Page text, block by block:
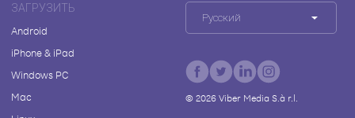
ЗАГРУЗИТЬ
Android
iPhone & iPad
Windows PC
Mac
Русский
© 2026Viber Media S.à r.l.